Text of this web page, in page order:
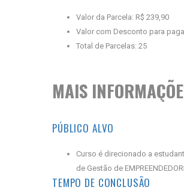
Valor da Parcela: R$ 239,90
Valor com Desconto para
Total de Parcelas: 25
MAIS
PÚBLICO ALVO
Curso é direcionado a
de Gestão de
TEMPO DE CONCLUSÃO